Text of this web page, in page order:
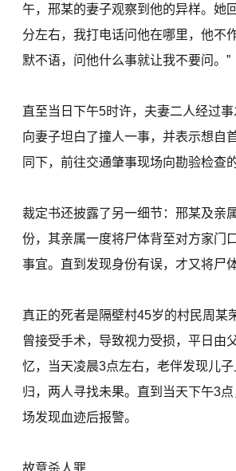
午，邢某的妻子观察到他的异样。她
分左右，我打电话问他在哪里，他不
默不语，问他什么事就让我不要问。”
直至当日下午5时许，夫妻二人经过
向妻子坦白了撞人一事，并表示想自
同下，前往交通肇事现场向勘验检查
裁定书还披露了另一细节：邢某及亲
份，其亲属一度将尸体背至对方家门
事宜。直到发现身份有误，才又将尸
真正的死者是隔壁村45岁的村民周某
曾接受手术，导致视力受损，平日由
忆，当天凌晨3点左右，老伴发现儿
归，两人寻找未果。直到当天下午3
场发现血迹后报警。